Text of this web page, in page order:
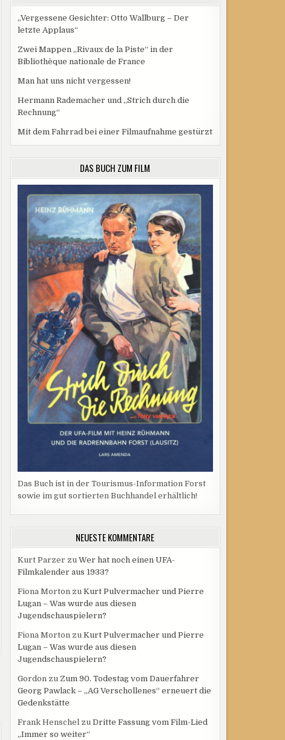
„Vergessene Gesichter: Otto Wallburg – Der
letzte Applaus“
Zwei Mappen „Rivaux de la Piste“ in der
Bibliothèque nationale de France
Man hat uns nicht vergessen!
Hermann Rademacher und „Strich durch die
Rechnung“
Mit dem Fahrrad bei einer Filmaufnahme gestürzt
DAS BUCH ZUM FILM
Das Buch ist in der Tourismus-Information Forst
sowie im gut sortierten Buchhandel erhältlich!
NEUESTE KOMMENTARE
Kurt Parzer zu Wer hat noch einen UFA-
Filmkalender aus 1933?
Fiona Mortonzu Kurt Pulvermacher und Pierre
Lugan – Was wurde aus diesen
Jugendschauspielern?
Fiona Mortonzu Kurt Pulvermacher und Pierre
Lugan – Was wurde aus diesen
Jugendschauspielern?
Gordonzu Zum 90. Todestag vom Dauerfahrer
Georg Pawlack – „AG Verschollenes“ erneuert die
Gedenkstätte
Frank Henschelzu Dritte Fassung vom Film-Lied
„Immer so weiter“